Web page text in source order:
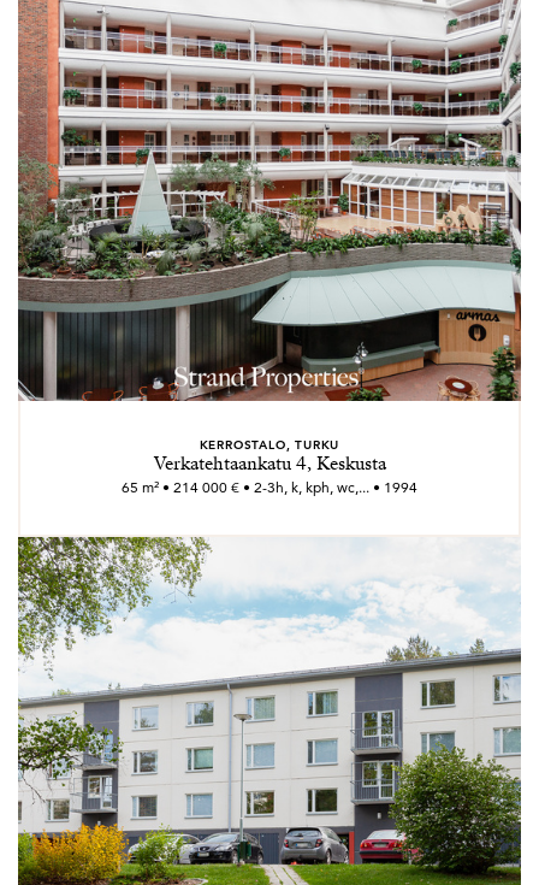
KERROSTALO, TURKU
Verkatehtaankatu 4, Keskusta
65 m² • 214 000 € • 2-3h, k, kph, wc,... • 1994